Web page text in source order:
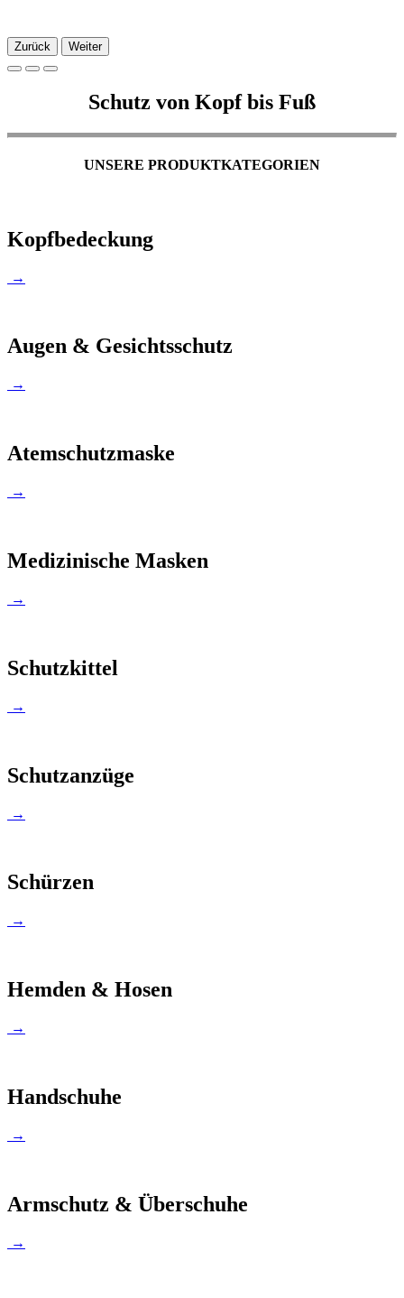
Zurück Weiter
Schutz von Kopf bis Fuß
UNSERE PRODUKTKATEGORIEN
Kopfbedeckung
→
Augen & Gesichtsschutz
→
Atemschutzmaske
→
Medizinische Masken
→
Schutzkittel
→
Schutzanzüge
→
Schürzen
→
Hemden & Hosen
→
Handschuhe
→
Armschutz & Überschuhe
→